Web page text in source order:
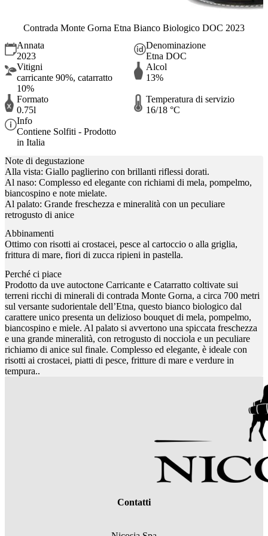
Contrada Monte Gorna Etna Bianco Biologico DOC 2023
Annata
2023
Denominazione
Etna DOC
Vitigni
carricante 90%, catarratto
10%
Alcol
13%
Formato
0.75l
Temperatura di servizio
16/18 °C
Info
Contiene Solfiti - Prodotto
in Italia
Note di degustazione
Alla vista: Giallo paglierino con brillanti riflessi dorati.
Al naso: Complesso ed elegante con richiami di mela, pompelmo,
biancospino e note mielate.
Al palato: Grande freschezza e mineralità con un peculiare
retrogusto di anice
Abbinamenti
Ottimo con risotti ai crostacei, pesce al cartoccio o alla griglia,
frittura di mare, fiori di zucca ripieni in pastella.
Perché ci piace
Prodotto da uve autoctone Carricante e Catarratto coltivate sui
terreni ricchi di minerali di contrada Monte Gorna, a circa 700 metri
sul versante sudorientale dell’Etna, questo bianco biologico dal
carattere unico presenta un delizioso bouquet di mela, pompelmo,
biancospino e miele. Al palato si avvertono una spiccata freschezza
e una grande mineralità, con retrogusto di nocciola e un peculiare
richiamo di anice sul finale. Complesso ed elegante, è ideale con
risotti ai crostacei, piatti di pesce, fritture di mare e verdure in
tempura..
Contatti